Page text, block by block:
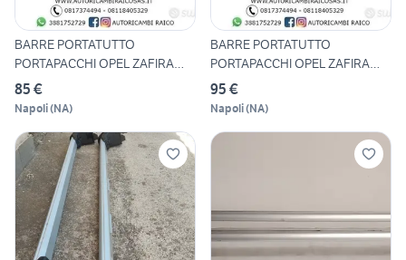
BARRE PORTATUTTO
PORTAPACCHI OPEL ZAFIRA
TOURER 20
85 €
Napoli(NA)
BARRE PORTATUTTO
PORTAPACCHI OPEL ZAFIRA
TOURER 20
95 €
Napoli(NA)